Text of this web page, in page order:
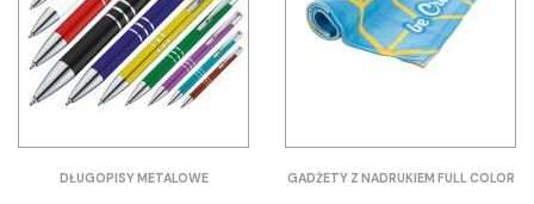
DŁUGOPISY METALOWE GADŻETY Z NADRUKIEM FULL COLOR